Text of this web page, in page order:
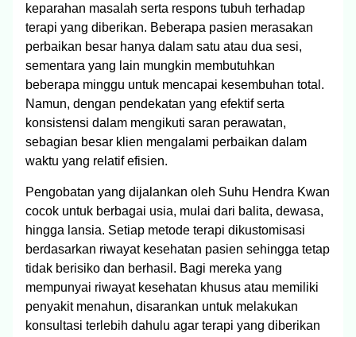
keparahan masalah serta respons tubuh terhadap
terapi yang diberikan. Beberapa pasien merasakan
perbaikan besar hanya dalam satu atau dua sesi,
sementara yang lain mungkin membutuhkan
beberapa minggu untuk mencapai kesembuhan total.
Namun, dengan pendekatan yang efektif serta
konsistensi dalam mengikuti saran perawatan,
sebagian besar klien mengalami perbaikan dalam
waktu yang relatif efisien.
Pengobatan yang dijalankan oleh Suhu Hendra Kwan
cocok untuk berbagai usia, mulai dari balita, dewasa,
hingga lansia. Setiap metode terapi dikustomisasi
berdasarkan riwayat kesehatan pasien sehingga tetap
tidak berisiko dan berhasil. Bagi mereka yang
mempunyai riwayat kesehatan khusus atau memiliki
penyakit menahun, disarankan untuk melakukan
konsultasi terlebih dahulu agar terapi yang diberikan